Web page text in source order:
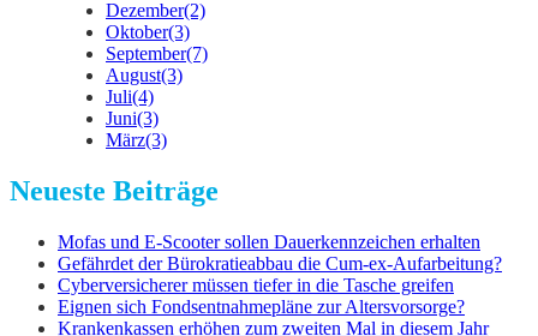
Dezember(2)
Oktober(3)
September(7)
August(3)
Juli(4)
Juni(3)
März(3)
Neueste Beiträge
Mofas und E-Scooter sollen Dauerkennzeichen erhalten
Gefährdet der Bürokratieabbau die Cum-ex-Aufarbeitung?
Cyberversicherer müssen tiefer in die Tasche greifen
Eignen sich Fondsentnahmepläne zur Altersvorsorge?
Krankenkassen erhöhen zum zweiten Mal in diesem Jahr